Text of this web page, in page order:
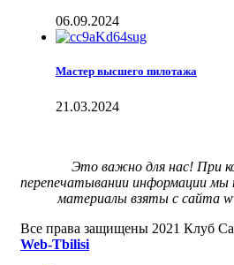
06.09.2024
Мастер высшего пилотажа
21.03.2024
Это важно для нас! При
перепечатывании информации мы
материалы взяты с сайта
Все права защищены 2021 Клуб
Web-Tbilisi